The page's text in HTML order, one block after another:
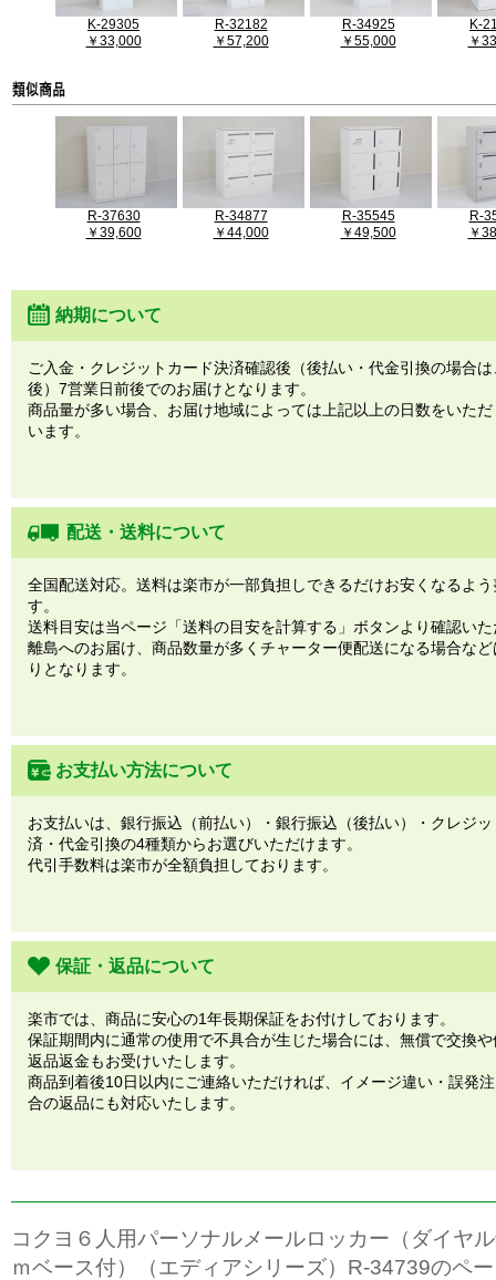
K-29305
￥33,000
R-32182
￥57,200
R-34925
￥55,000
K-
￥
R-37630
￥39,600
R-34877
￥44,000
R-35545
￥49,500
R-
￥
納期について
ご入金・クレジットカード決済確認後（後払い・代金引換の場合
後）7営業日前後でのお届けとなります。
商品量が多い場合、お届け地域によっては上記以上の日数をいた
います。
配送・送料について
全国配送対応。送料は楽市が一部負担しできるだけお安くなるよ
す。
送料目安は当ページ「送料の目安を計算する」ボタンより確認い
離島へのお届け、商品数量が多くチャーター便配送になる場合な
りとなります。
お支払い方法について
お支払いは、銀行振込（前払い）・銀行振込（後払い）・クレジ
済・代金引換の4種類からお選びいただけます。
代引手数料は楽市が全額負担しております。
保証・返品について
楽市では、商品に安心の1年長期保証をお付けしております。
保証期間内に通常の使用で不具合が生じた場合には、無償で交換
返品返金もお受けいたします。
商品到着後10日以内にご連絡いただければ、イメージ違い・誤発
合の返品にも対応いたします。
コクヨ６人用パーソナルメールロッカー（ダイヤ
ｍベース付）（エディアシリーズ）R-34739のペ